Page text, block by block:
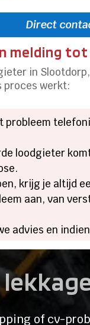
Direct
melding
in
proces werkt:
probleem
loodgieter
krijg je altijd
aan, van
advies en
of cv-